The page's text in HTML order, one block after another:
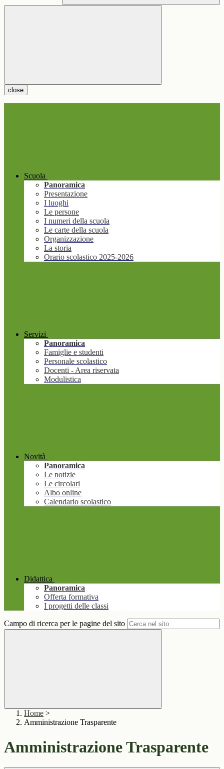
close
Scuola
Panoramica
Presentazione
I luoghi
Le persone
I numeri della scuola
Le carte della scuola
Organizzazione
La storia
Orario scolastico 2025-2026
Servizi
Panoramica
Famiglie e studenti
Personale scolastico
Docenti - Area riservata
Modulistica
Novità
Panoramica
Le notizie
Le circolari
Albo online
Calendario scolastico
Didattica
Panoramica
Offerta formativa
I progetti delle classi
Campo di ricerca per le pagine del sito
Home >
Amministrazione Trasparente
Amministrazione Trasparente